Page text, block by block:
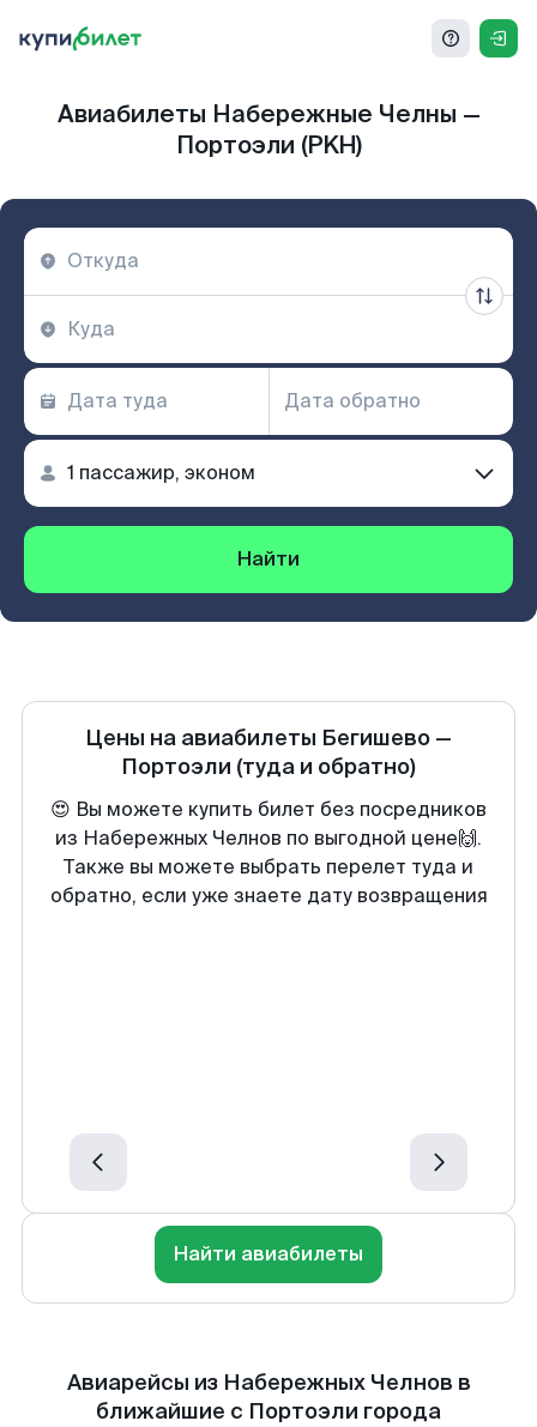
Авиабилеты Набережные Челны —
Портоэли (PKH)
Найти
Цены на авиабилеты Бегишево —
Портоэли (туда и обратно)
😍 Вы можете купить билет без посредников
из Набережных Челнов по выгодной цене🙌.
Также вы можете выбрать перелет туда и
обратно, если уже знаете дату возвращения
Найти авиабилеты
Авиарейсы из Набережных Челнов в
ближайшие с Портоэли города